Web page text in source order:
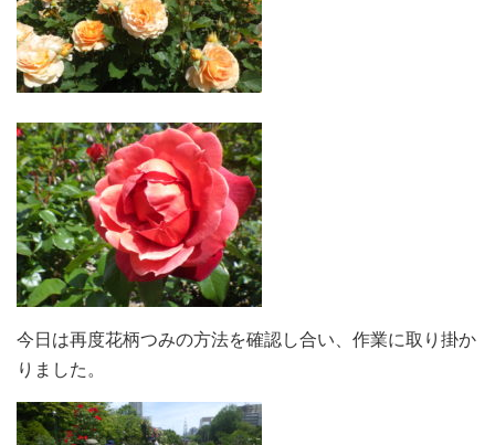
今日は再度花柄つみの方法を確認し合い、作業に取り掛か
りました。